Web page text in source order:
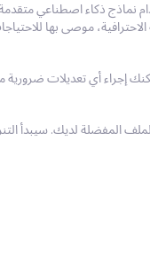
نماذج ذكاء اصطناعي
المفضلة لديك. سيبدأ